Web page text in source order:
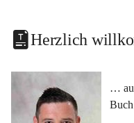
Herzlich
…